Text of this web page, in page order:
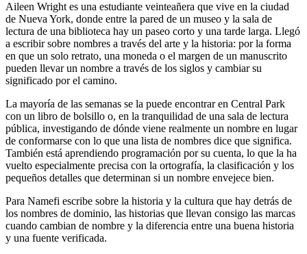
Aileen Wright es una estudiante veinteañera que vive en la ciudad
de Nueva York, donde entre la pared de un museo y la sala de
lectura de una biblioteca hay un paseo corto y una tarde larga. Llegó
a escribir sobre nombres a través del arte y la historia: por la forma
en que un solo retrato, una moneda o el margen de un manuscrito
pueden llevar un nombre a través de los siglos y cambiar su
significado por el camino.
La mayoría de las semanas se la puede encontrar en Central Park
con un libro de bolsillo o, en la tranquilidad de una sala de lectura
pública, investigando de dónde viene realmente un nombre en lugar
de conformarse con lo que una lista de nombres dice que significa.
También está aprendiendo programación por su cuenta, lo que la ha
vuelto especialmente precisa con la ortografía, la clasificación y los
pequeños detalles que determinan si un nombre envejece bien.
Para Namefi escribe sobre la historia y la cultura que hay detrás de
los nombres de dominio, las historias que llevan consigo las marcas
cuando cambian de nombre y la diferencia entre una buena historia
y una fuente verificada.